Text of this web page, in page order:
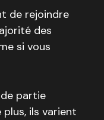
de rejoindre
des
si vous
partie
plus, ils varient